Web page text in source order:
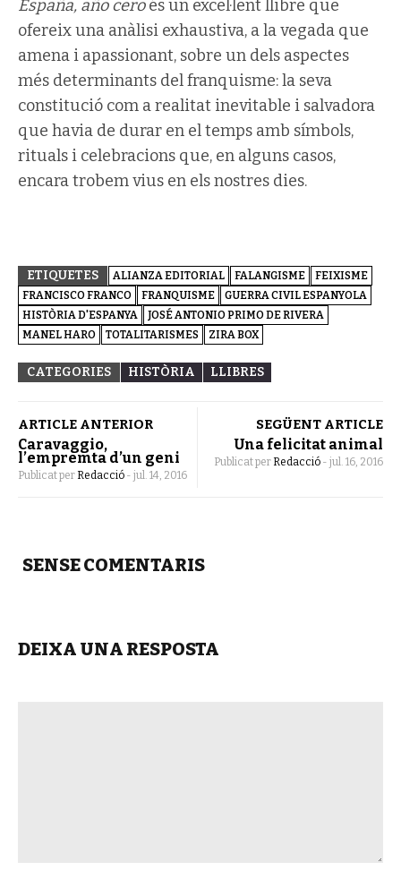
España, año ceroés un excel·lent llibre que
ofereix una anàlisi exhaustiva, a la vegada que
amena i apassionant, sobre un dels aspectes
més determinants del franquisme: la seva
constitució com a realitat inevitable i salvadora
que havia de durar en el temps amb símbols,
rituals i celebracions que, en alguns casos,
encara trobem vius en els nostres dies.
ETIQUETES ALIANZA EDITORIAL FALANGISME
FEIXISME
FRANCISCO FRANCO
FRANQUISME
GUERRA CIVIL ESPANYOLA
HISTÒRIA D'ESPANYA
JOSÉ ANTONIO PRIMO DE RIVERA
MANEL HARO
TOTALITARISMES ZIRA BOX
CATEGORIES HISTÒRIA LLIBRES
ARTICLE ANTERIOR
Caravaggio,
l’empremta d’un geni
Publicat per Redacció - jul. 14, 2016
SEGÜENT ARTICLE
Una felicitat animal
Publicat per Redacció - jul. 16, 2016
SENSE COMENTARIS
DEIXA UNA RESPOSTA